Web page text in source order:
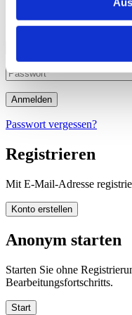
Anmeldedaten eingeben
Passwort vergessen?
Registrieren
Mit E-Mail-Adresse
Anonym starten
Starten Sie ohne
Bearbeitungsfortschritts.